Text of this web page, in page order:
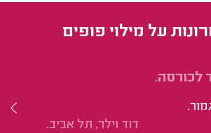
על מילוי פופים
לכורסה.
דוד וילר, תל אביב.